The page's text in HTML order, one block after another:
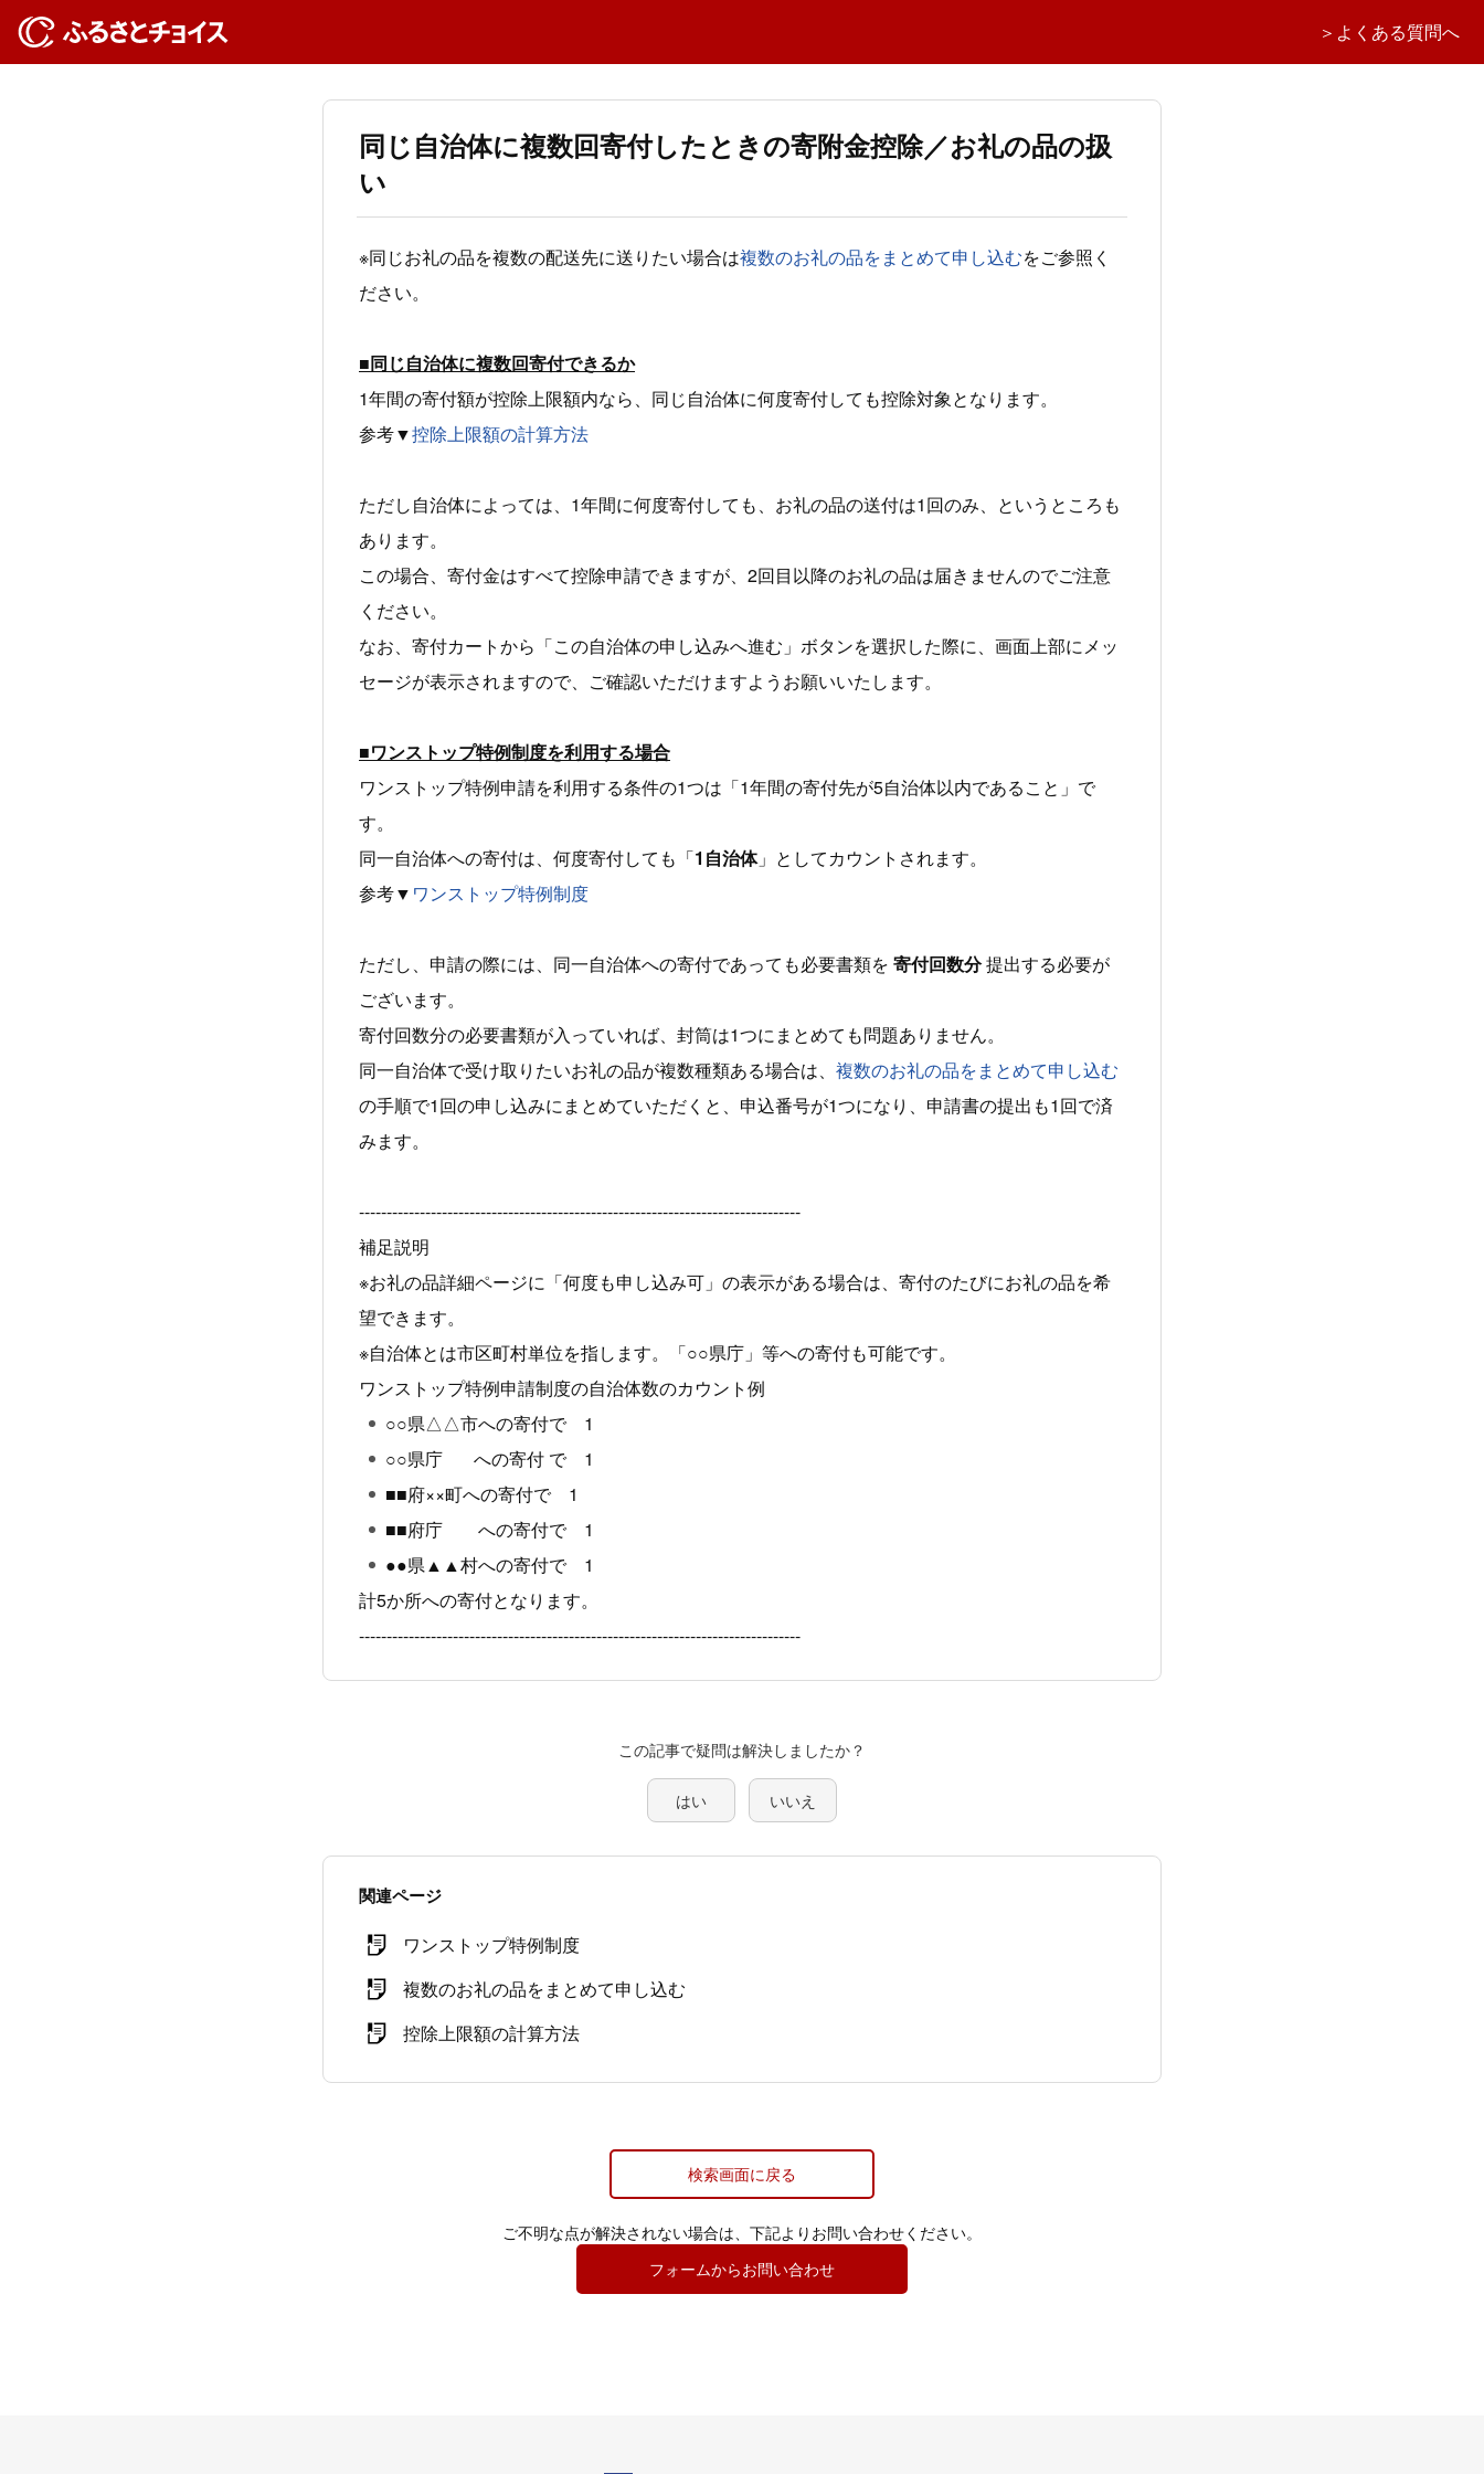
＞よくある質問へ
同じ自治体に複数回寄付したときの寄附金控除／お礼の品の扱
い
※同じお礼の品を複数の配送先に送りたい場合は複数のお礼の品をまとめて申し込むをご参照く
ださい。
■同じ自治体に複数回寄付できるか
1年間の寄付額が控除上限額内なら、同じ自治体に何度寄付しても控除対象となります。
参考▼控除上限額の計算方法
ただし自治体によっては、1年間に何度寄付しても、お礼の品の送付は1回のみ、というところも
あります。
この場合、寄付金はすべて控除申請できますが、2回目以降のお礼の品は届きませんのでご注意
ください。
なお、寄付カートから「この自治体の申し込みへ進む」ボタンを選択した際に、画面上部にメッ
セージが表示されますので、ご確認いただけますようお願いいたします。
■ワンストップ特例制度を利用する場合
ワンストップ特例申請を利用する条件の1つは「1年間の寄付先が5自治体以内であること」で
す。
同一自治体への寄付は、何度寄付しても「1自治体」としてカウントされます。
参考▼ ワンストップ特例制度
ただし、申請の際には、同一自治体への寄付であっても必要書類を 寄付回数分提出する必要が
ございます。
寄付回数分の必要書類が入っていれば、封筒は1つにまとめても問題ありません。
同一自治体で受け取りたいお礼の品が複数種類ある場合は、 複数のお礼の品をまとめて申し込む
の手順で1回の申し込みにまとめていただくと、申込番号が1つになり、申請書の提出も1回で済
みます。
--------------------------------------------------------------------------------
補足説明
※お礼の品詳細ページに「何度も申し込み可」の表示がある場合は、寄付のたびにお礼の品を希
望できます。
※自治体とは市区町村単位を指します。「○○県庁」等への寄付も可能です。
ワンストップ特例申請制度の自治体数のカウント例
○○県△△市への寄付で 1
○○県庁 への寄付 で 1
■■府××町への寄付で 1
■■府庁 への寄付で 1
●●県▲▲村への寄付で 1
計5か所への寄付となります。
--------------------------------------------------------------------------------
この記事で疑問は解決しましたか？
はい いいえ
関連ページ
ワンストップ特例制度
複数のお礼の品をまとめて申し込む
控除上限額の計算方法
検索画面に戻る
ご不明な点が解決されない場合は、 下記よりお問い合わせください。
フォームからお問い合わせ